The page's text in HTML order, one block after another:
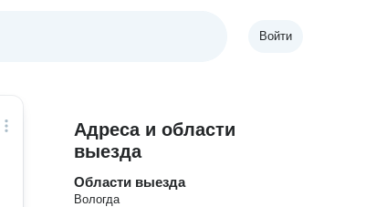
Войти
Адреса и области
выезда
Области выезда
Вологда